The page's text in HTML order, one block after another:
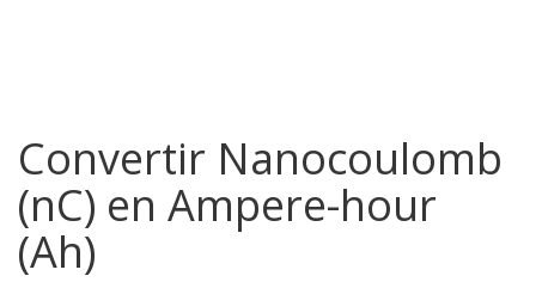
Convertir Nanocoulomb
(nC) en Ampere-hour
(Ah)